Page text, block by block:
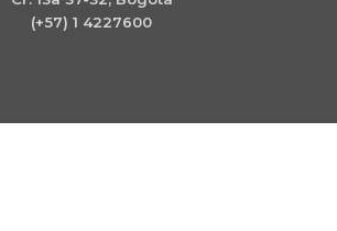
(+57) 1 4227600